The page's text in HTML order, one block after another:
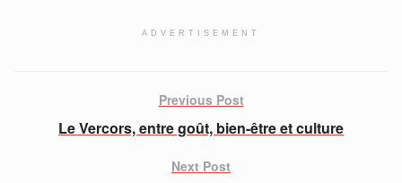
ADVERTISEMENT
Previous Post
Le Vercors, entre goût, bien-être et culture
Next Post